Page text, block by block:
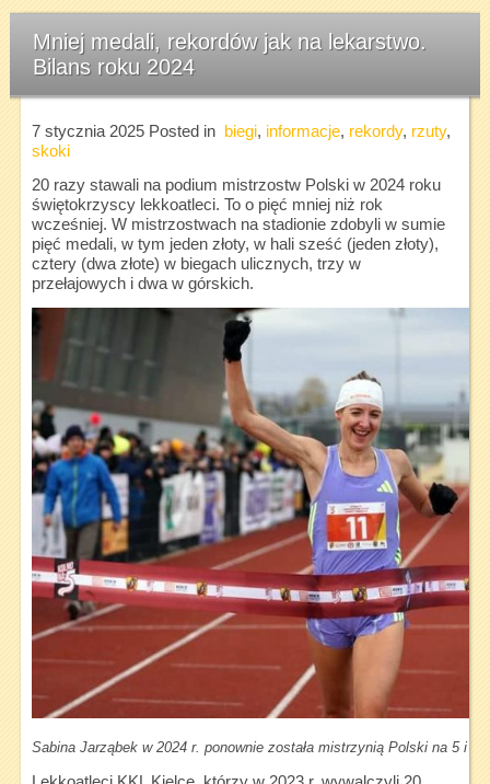
Mniej medali, rekordów jak na lekarstwo.
Bilans roku 2024
7 stycznia 2025Posted in biegi, informacje, rekordy, rzuty,
skoki
20 razy stawali na podium mistrzostw Polski w 2024 roku
świętokrzyscy lekkoatleci. To o pięć mniej niż rok
wcześniej. W mistrzostwach na stadionie zdobyli w sumie
pięć medali, w tym jeden złoty, w hali sześć (jeden złoty),
cztery (dwa złote) w biegach ulicznych, trzy w
przełajowych i dwa w górskich.
Sabina Jarząbek w 2024 r. ponownie została mistrzynią Polski na 5 i